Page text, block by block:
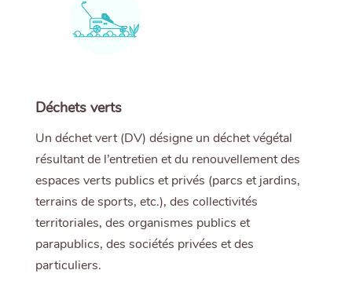
Déchets verts
Un déchet vert (DV) désigne un déchet végétal
résultant de l’entretien et du renouvellement des
espaces verts publics et privés (parcs et jardins,
terrains de sports, etc.), des collectivités
territoriales, des organismes publics et
parapublics, des sociétés privées et des
particuliers.